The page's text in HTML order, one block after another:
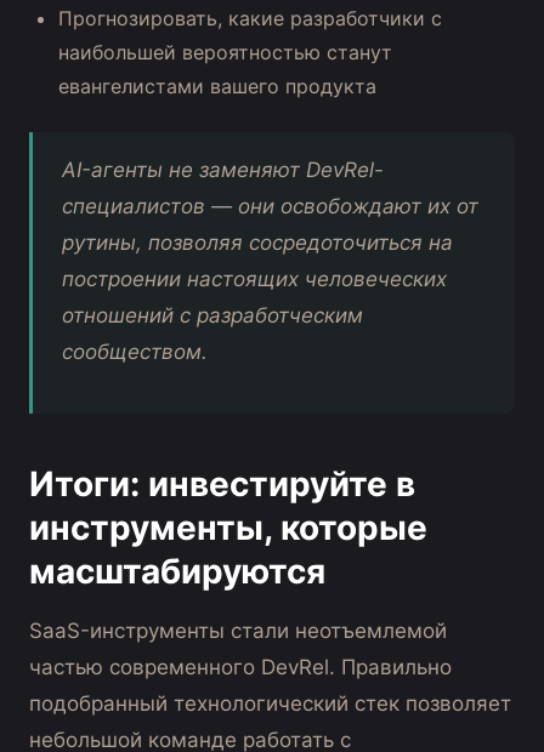
Прогнозировать, какие разработчики с
наибольшей вероятностью станут
евангелистами вашего продукта
AI-агенты не заменяют DevRel-
специалистов — они освобождают их от
рутины, позволяя сосредоточиться на
построении настоящих человеческих
отношений с разработческим
сообществом.
Итоги: инвестируйте в
инструменты, которые
масштабируются
SaaS-инструменты стали неотъемлемой
частью современного DevRel. Правильно
подобранный технологический стек позволяет
небольшой команде работать с